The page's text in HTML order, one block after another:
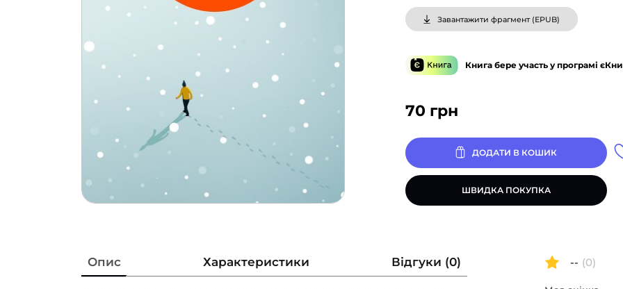
70 грн
Завантажити фрагмент (EPUB)
Книга бере участь у програмі
ДОДАТИ В КОШИК
ШВИДКА ПОКУПКА
Опис Характеристики Відгуки (0) -- (0)